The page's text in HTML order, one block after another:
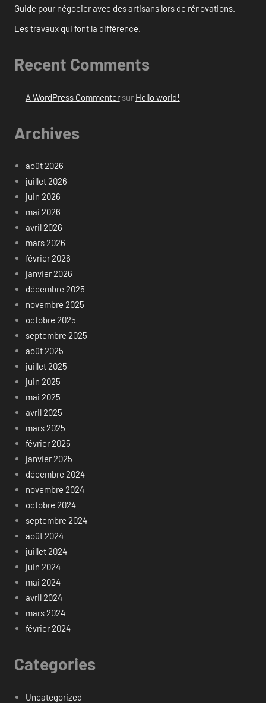
Guide pour négocier avec des artisans lors de rénovations.
Les travaux qui font la différence.
Recent Comments
A WordPress Commentersur Hello world!
Archives
août 2026
juillet 2026
juin 2026
mai 2026
avril 2026
mars 2026
février 2026
janvier 2026
décembre 2025
novembre 2025
octobre 2025
septembre 2025
août 2025
juillet 2025
juin 2025
mai 2025
avril 2025
mars 2025
février 2025
janvier 2025
décembre 2024
novembre 2024
octobre 2024
septembre 2024
août 2024
juillet 2024
juin 2024
mai 2024
avril 2024
mars 2024
février 2024
Categories
Uncategorized